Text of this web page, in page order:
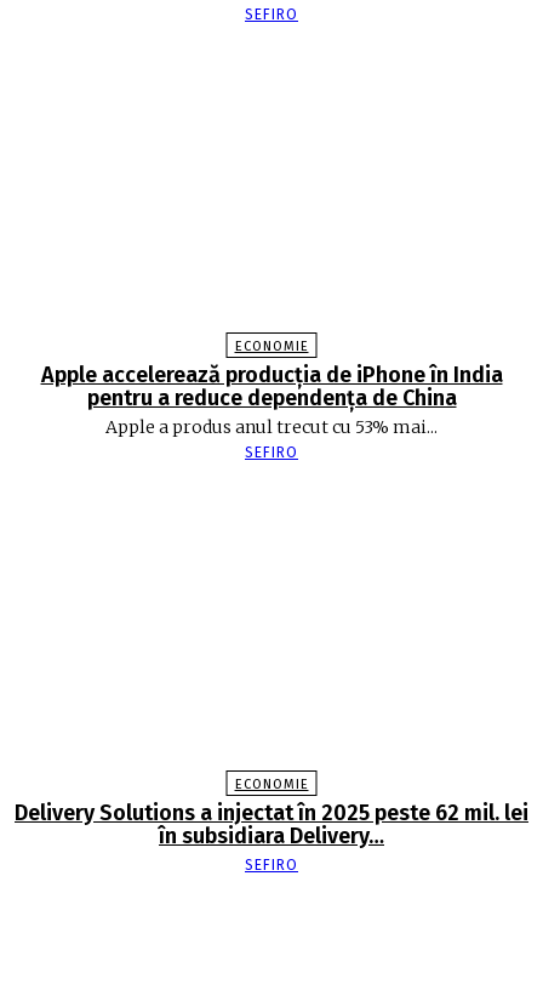
SEFIRO
ECONOMIE
Apple accelerează producția de iPhone în India
pentru a reduce dependența de China
Apple a produs anul trecut cu 53% mai...
SEFIRO
ECONOMIE
Delivery Solutions a injectat în 2025 peste 62 mil. lei
în subsidiara Delivery…
SEFIRO